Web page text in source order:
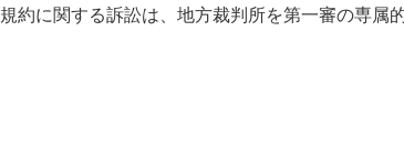
に関する訴訟は、地方裁判所を第一審の専属